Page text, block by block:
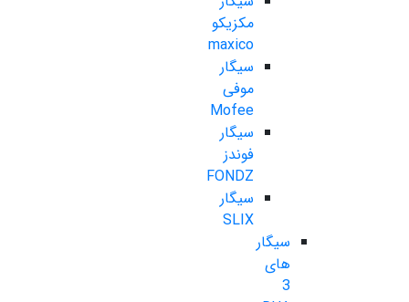
مکزیکو
maxico
سیگار
موفی
Mofee
سیگار
فوندز
FONDZ
سیگار
SLIX
سیگار
های
3